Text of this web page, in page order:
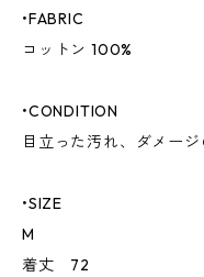
•FABRIC
コットン 100%
•CONDITION
目立った汚れ、ダメー
•SIZE
M
着丈 72